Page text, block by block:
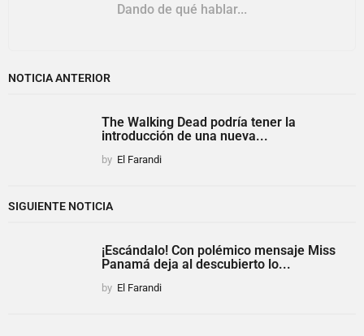
Dando de qué hablar...
NOTICIA ANTERIOR
The Walking Dead podría tener la
introducción de una nueva...
by El Farandi
SIGUIENTE NOTICIA
¡Escándalo! Con polémico mensaje Miss
Panamá deja al descubierto lo...
by El Farandi